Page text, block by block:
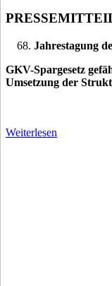
Jahrestagung
GKV-Spargesetz
Umsetzung der
Weiterlesen